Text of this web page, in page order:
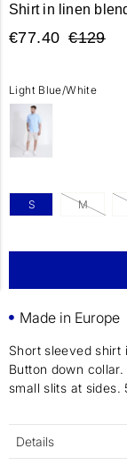
Shirt in linen
€77.40 €129
Light Blue/White
S M
Made in Europe
Short sleeved shirt
Button down
small slits at sides.
Details